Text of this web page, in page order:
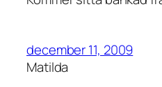
december 11, 2009
Matilda